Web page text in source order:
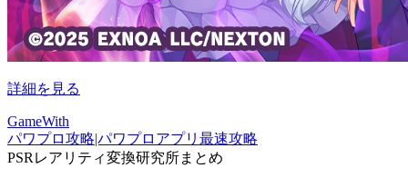
詳細を見る
GameWith
パワプロ攻略|パワプロアプリ最速攻略
PSRレアリティ変換研究所まとめ